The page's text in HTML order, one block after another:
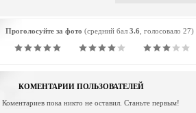
Проголосуйте за фото (средний бал 3.6 , голосовало 27)
КОМЕНТАРИИ ПОЛЬЗОВАТЕЛЕЙ
Коментариев пока никто не оставил. Станьте первым!